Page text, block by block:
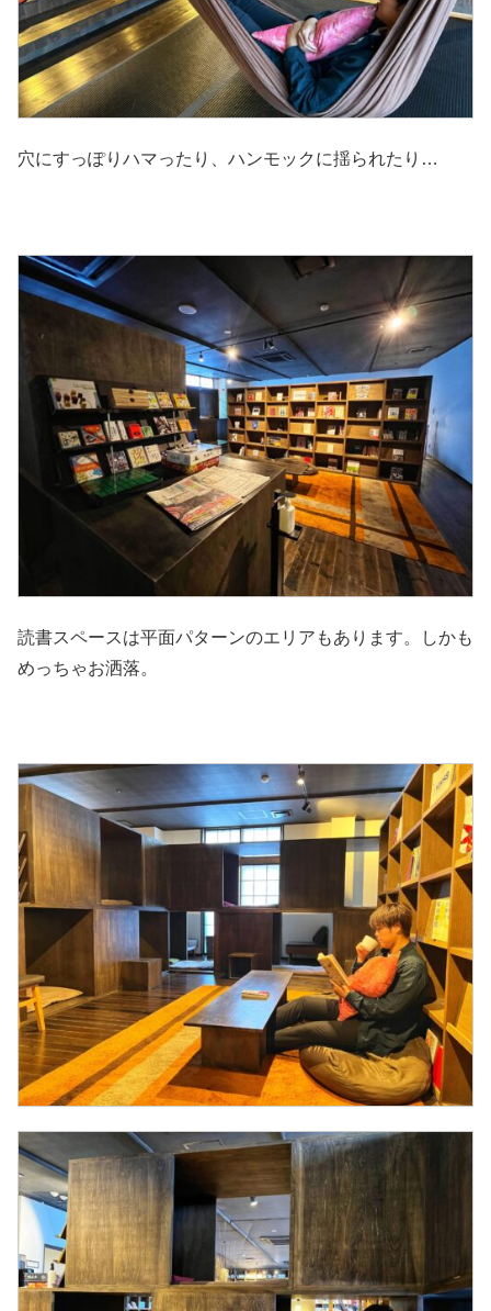
穴にすっぽりハマったり、ハンモックに揺られたり…
読書スペースは平面パターンのエリアもあります。しかも
めっちゃお洒落。